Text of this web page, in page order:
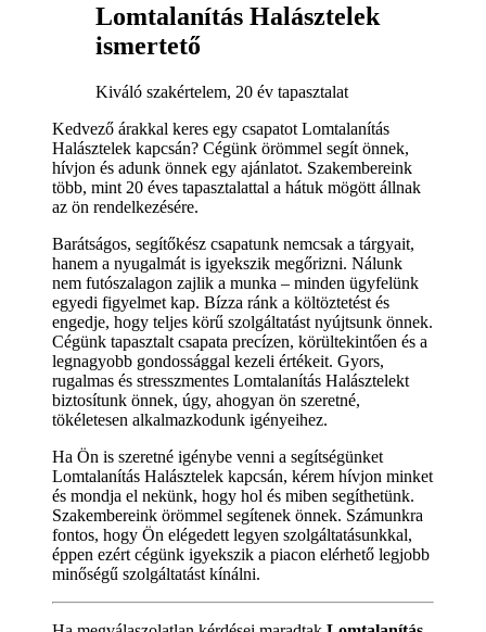
Lomtalanítás Halásztelek
ismertető
Kiváló szakértelem, 20 év tapasztalat
Kedvező árakkal keres egy csapatot Lomtalanítás
Halásztelek kapcsán? Cégünk örömmel segít önnek,
hívjon és adunk önnek egy ajánlatot. Szakembereink
több, mint 20 éves tapasztalattal a hátuk mögött állnak
az ön rendelkezésére.
Barátságos, segítőkész csapatunk nemcsak a tárgyait,
hanem a nyugalmát is igyekszik megőrizni. Nálunk
nem futószalagon zajlik a munka – minden ügyfelünk
egyedi figyelmet kap. Bízza ránk a költöztetést és
engedje, hogy teljes körű szolgáltatást nyújtsunk önnek.
Cégünk tapasztalt csapata precízen, körültekintően és a
legnagyobb gondossággal kezeli értékeit. Gyors,
rugalmas és stresszmentes Lomtalanítás Halásztelekt
biztosítunk önnek, úgy, ahogyan ön szeretné,
tökéletesen alkalmazkodunk igényeihez.
Ha Ön is szeretné igénybe venni a segítségünket
Lomtalanítás Halásztelek kapcsán, kérem hívjon minket
és mondja el nekünk, hogy hol és miben segíthetünk.
Szakembereink örömmel segítenek önnek. Számunkra
fontos, hogy Ön elégedett legyen szolgáltatásunkkal,
éppen ezért cégünk igyekszik a piacon elérhető legjobb
minőségű szolgáltatást kínálni.